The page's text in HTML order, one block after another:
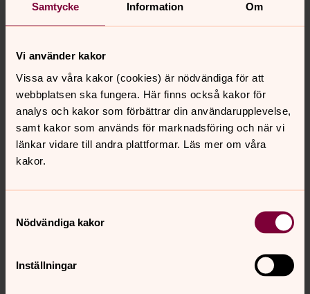
Samtycke Information Om
Vi använder kakor
Vissa av våra kakor (cookies) är nödvändiga för att
webbplatsen ska fungera. Här finns också kakor för
analys och kakor som förbättrar din användarupplevelse,
samt kakor som används för marknadsföring och när vi
länkar vidare till andra plattformar. Läs mer om våra
kakor.
Nödvändiga kakor
Inställningar
kapell
31 december Jakobs kyrka
I samband med några sinnesrogudstjänster kan
enkelt fika erbjudas.
Välkommen
En lite längre version av Reinhold Niebuhrs